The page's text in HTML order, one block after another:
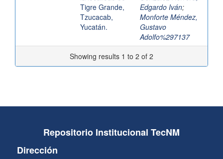
Tigre Grande,
Tzucacab,
Yucatán.
Edgardo Iván;
Monforte Méndez,
Gustavo
Adolfo%297137
Showing results 1 to 2 of 2
Repositorio Institucional TecNM
Dirección